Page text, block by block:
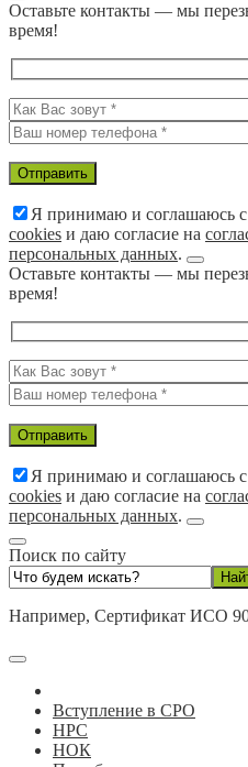
Оставьте контакты — мы
время!
Я принимаю и соглашаюсь с
cookies и даю согласие на
персональных данных.
Оставьте контакты — мы
время!
Я принимаю и соглашаюсь с
cookies и даю согласие на
персональных данных.
Поиск по сайту
Например, Сертификат ИСО
Вступление в СРО
НРС
НОК